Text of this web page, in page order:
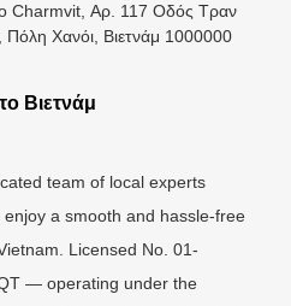
Charmvit, Αρ. 117 Οδός Τραν
Πόλη Χανόι, Βιετνάμ 1000000
Βιετνάμ
team of local experts
a smooth and hassle-free
Licensed No. 01-
— operating under the